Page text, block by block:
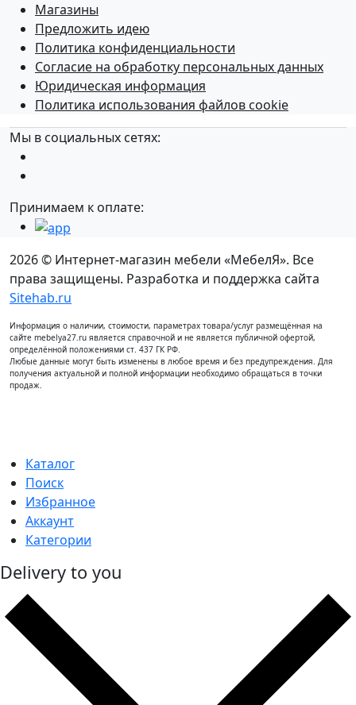
Магазины
Предложить идею
Политика конфиденциальности
Согласие на обработку персональных данных
Юридическая информация
Политика использования файлов cookie
Мы в социальных сетях:
Принимаем к оплате:
2026 © Интернет-магазин мебели «МебелЯ». Все
права защищены. Разработка и поддержка сайта
Sitehab.ru
Информация о наличии, стоимости, параметрах товара/услуг размещённая на
сайте mebelya27.ru является справочной и не является публичной офертой,
определённой положениями ст. 437 ГК РФ.
Любые данные могут быть изменены в любое время и без предупреждения. Для
получения актуальной и полной информации необходимо обращаться в точки
продаж.
Каталог
Поиск
Избранное
Аккаунт
Категории
Delivery to you